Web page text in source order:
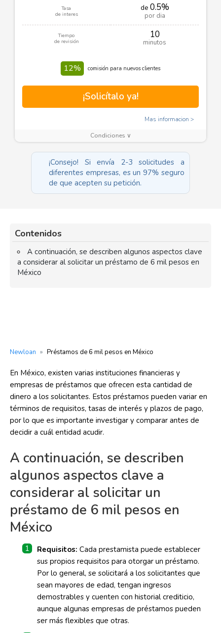
Tasa
de interes
de0.5%
por dia
Tiempo
de revisión
10
minutos
12% comisión para nuevos clientes
¡Solicítalo ya!
Mas informacion
Condiciones ∨
¡Consejo! Si envía 2-3 solicitudes a
diferentes empresas, es un 97% seguro
de que acepten su petición.
Contenidos
A continuación, se describen algunos aspectos clave
a considerar al solicitar un préstamo de 6 mil pesos en
México
Newloan » Préstamos de 6 mil pesos en México
En México, existen varias instituciones financieras y
empresas de préstamos que ofrecen esta cantidad de
dinero a los solicitantes. Estos préstamos pueden variar en
términos de requisitos, tasas de interés y plazos de pago,
por lo que es importante investigar y comparar antes de
decidir a cuál entidad acudir.
A continuación, se describen
algunos aspectos clave a
considerar al solicitar un
préstamo de 6 mil pesos en
México
Requisitos: Cada prestamista puede establecer
sus propios requisitos para otorgar un préstamo.
Por lo general, se solicitará a los solicitantes que
sean mayores de edad, tengan ingresos
demostrables y cuenten con historial crediticio,
aunque algunas empresas de préstamos pueden
ser más flexibles que otras.